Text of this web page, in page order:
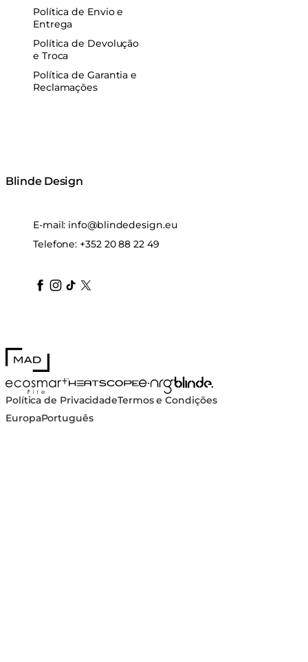
Política de Envio e
Entrega
Política de Devolução
e Troca
Política de Garantia e
Reclamações
Blinde Design
E-mail: info@blindedesign.eu
Telefone: +352 20 88 22 49
blindedesign
blindedesign
blindedesign
blinde-design
blindedesign
MAD Design
EcoSmart FireHEATSCOPE® Heaters
e-NRG Bioethanol
Blinde Design
Política de PrivacidadeTermos e Condições
EuropaPortuguês